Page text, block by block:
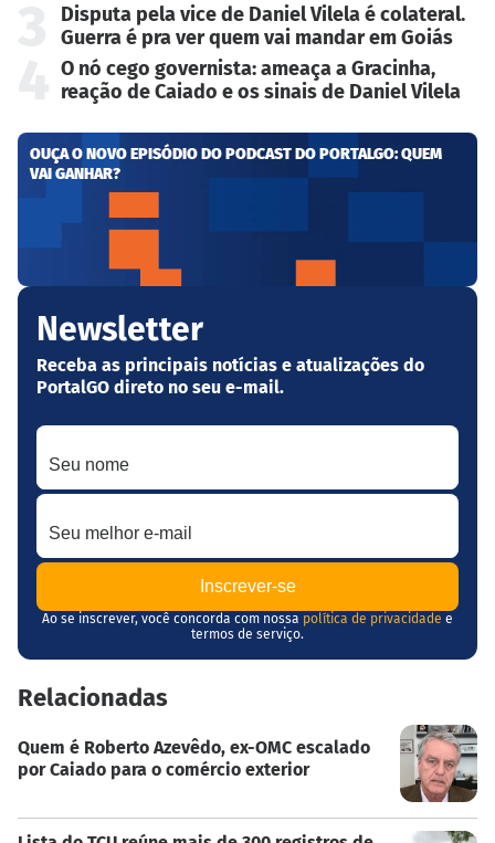
Disputa pela vice de Daniel Vilela é colateral.
Guerra é pra ver quem vai mandar em Goiás
O nó cego governista: ameaça a Gracinha,
reação de Caiado e os sinais de Daniel Vilela
OUÇA O NOVO EPISÓDIO DO PODCAST DO PORTALGO: QUEM
VAI GANHAR?
Newsletter
Receba as principais notícias e atualizações do
PortalGO direto no seu e-mail.
Seu nome
Seu melhor e-mail
Ao se inscrever, você concorda com nossa política de privacidade e
termos de serviço.
Relacionadas
Quem é Roberto Azevêdo, ex-OMC escalado
por Caiado para o comércio exterior